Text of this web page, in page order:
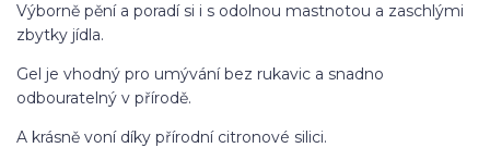
Výborně pění a poradí si i s odolnou mastnotou a zaschlými
zbytky jídla.
Gel je vhodný pro umývání bez rukavic a snadno
odbouratelný v přírodě.
A krásně voní díky přírodní citronové silici.